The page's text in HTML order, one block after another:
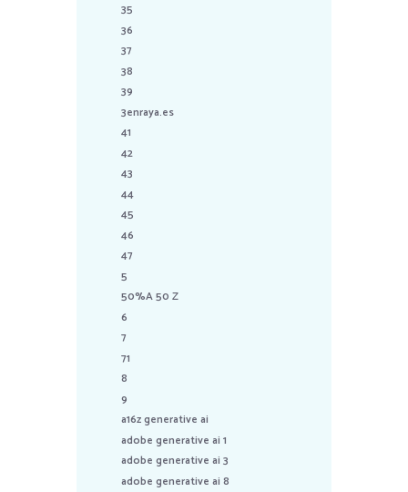
35
36
37
38
39
3enraya.es
41
42
43
44
45
46
47
5
50%A 50 Z
6
7
71
8
9
a16z generative ai
adobe generative ai 1
adobe generative ai 3
adobe generative ai 8